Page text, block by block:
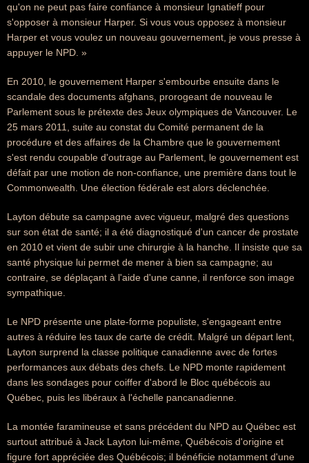
qu'on ne peut pas faire confiance à monsieur Ignatieff pour
s'opposer à monsieur Harper. Si vous vous opposez à monsieur
Harper et vous voulez un nouveau gouvernement, je vous presse à
appuyer le NPD. »
En 2010, le gouvernement Harper s'embourbe ensuite dans le
scandale des documents afghans, prorogeant de nouveau le
Parlement sous le prétexte des Jeux olympiques de Vancouver. Le
25 mars 2011, suite au constat du Comité permanent de la
procédure et des affaires de la Chambre que le gouvernement
s'est rendu coupable d'outrage au Parlement, le gouvernement est
défait par une motion de non-confiance, une première dans tout le
Commonwealth. Une élection fédérale est alors déclenchée.
Layton débute sa campagne avec vigueur, malgré des questions
sur son état de santé; il a été diagnostiqué d'un cancer de prostate
en 2010 et vient de subir une chirurgie à la hanche. Il insiste que sa
santé physique lui permet de mener à bien sa campagne; au
contraire, se déplaçant à l'aide d'une canne, il renforce son image
sympathique.
Le NPD présente une plate-forme populiste, s'engageant entre
autres à réduire les taux de carte de crédit. Malgré un départ lent,
Layton surprend la classe politique canadienne avec de fortes
performances aux débats des chefs. Le NPD monte rapidement
dans les sondages pour coiffer d'abord le Bloc québécois au
Québec, puis les libéraux à l'échelle pancanadienne.
La montée faramineuse et sans précédent du NPD au Québec est
surtout attribué à Jack Layton lui-même, Québécois d'origine et
figure fort appréciée des Québécois; il bénéficie notamment d'une